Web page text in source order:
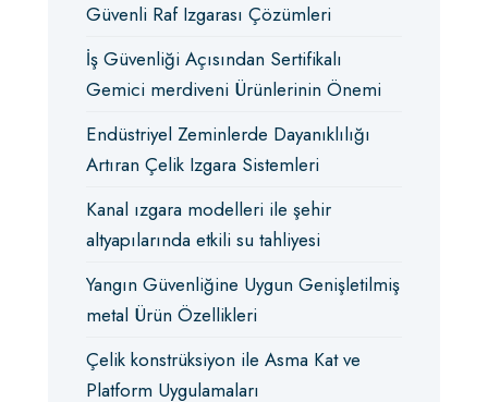
Güvenli Raf Izgarası Çözümleri
İş Güvenliği Açısından Sertifikalı
Gemici merdiveni Ürünlerinin Önemi
Endüstriyel Zeminlerde Dayanıklılığı
Artıran Çelik Izgara Sistemleri
Kanal ızgara modelleri ile şehir
altyapılarında etkili su tahliyesi
Yangın Güvenliğine Uygun Genişletilmiş
metal Ürün Özellikleri
Çelik konstrüksiyon ile Asma Kat ve
Platform Uygulamaları